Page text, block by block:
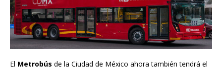
El Metrobús de la Ciudad de México ahora también tendrá el